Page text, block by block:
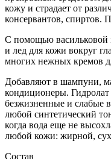
кожу и страдает от
консервантов, спиртов.
С помощью васильковой
и лед для кожи вокруг
многих нежных кремов
Добавляют в шампуни,
кондиционеры. Гидролат
безжизненные и слабые
любой синтетический
когда вода еще не
любой кожи: жирной,
Состав